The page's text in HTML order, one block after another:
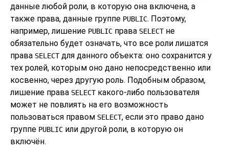
данные любой роли, в которую она включена, а
также права, данные группе PUBLIC. Поэтому,
например, лишение PUBLIC права SELECTне
обязательно будет означать, что все роли лишатся
права SELECTдля данного объекта: оно сохранится у
тех ролей, которым оно дано непосредственно или
косвенно, через другую роль. Подобным образом,
лишение права SELECTкакого-либо пользователя
может не повлиять на его возможность
пользоваться правом SELECT, если это право дано
группе PUBLIC или другой роли, в которую он
включён.